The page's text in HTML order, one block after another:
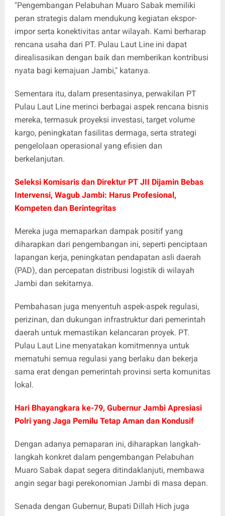
"Pengembangan Pelabuhan Muaro Sabak memiliki
peran strategis dalam mendukung kegiatan ekspor-
impor serta konektivitas antar wilayah. Kami berharap
rencana usaha dari PT. Pulau Laut Line ini dapat
direalisasikan dengan baik dan memberikan kontribusi
nyata bagi kemajuan Jambi," katanya.
Sementara itu, dalam presentasinya, perwakilan PT
Pulau Laut Line merinci berbagai aspek rencana bisnis
mereka, termasuk proyeksi investasi, target volume
kargo, peningkatan fasilitas dermaga, serta strategi
pengelolaan operasional yang efisien dan
berkelanjutan.
Seleksi Komisaris dan Direktur PT JII Dijamin Bebas
Intervensi, Wagub Jambi: Harus Profesional,
Kompeten dan Berintegritas
Mereka juga memaparkan dampak positif yang
diharapkan dari pengembangan ini, seperti penciptaan
lapangan kerja, peningkatan pendapatan asli daerah
(PAD), dan percepatan distribusi logistik di wilayah
Jambi dan sekitarnya.
Pembahasan juga menyentuh aspek-aspek regulasi,
perizinan, dan dukungan infrastruktur dari pemerintah
daerah untuk memastikan kelancaran proyek. PT.
Pulau Laut Line menyatakan komitmennya untuk
mematuhi semua regulasi yang berlaku dan bekerja
sama erat dengan pemerintah provinsi serta komunitas
lokal.
Hari Bhayangkara ke-79, Gubernur Jambi Apresiasi
Polri yang Jaga Pemilu Tetap Aman dan Kondusif
Dengan adanya pemaparan ini, diharapkan langkah-
langkah konkret dalam pengembangan Pelabuhan
Muaro Sabak dapat segera ditindaklanjuti, membawa
angin segar bagi perekonomian Jambi di masa depan.
Senada dengan Gubernur, Bupati Dillah Hich juga